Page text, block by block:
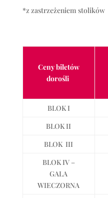
*z zastrzeżeniem stolików
Ceny biletów
dorośli
BLOK I
BLOK II
BLOK III
BLOK IV –
GALA
WIECZORNA